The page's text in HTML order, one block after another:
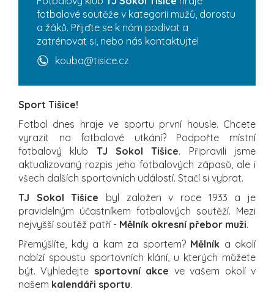
fotbalové soutěže v kategorii mužů, dorostu
a žáků. Přijďte se k nám podívat a
zatrénovat si, nebo nás kontaktujte!
kouba@tisice.cz
Sport Tišice!
Fotbal dnes hraje ve sportu první housle. Chcete
vyrazit na fotbalové utkání? Podpořte místní
fotbalový klub TJ Sokol Tišice. Připravili jsme
aktualizovaný rozpis jeho fotbalových zápasů, ale i
všech dalších sportovních událostí. Stačí si vybrat.
TJ Sokol Tišice byl založen v roce 1933 a je
pravidelným účastníkem fotbalových soutěží. Mezi
nejvyšší soutěž patří - Mělník okresní přebor muži.
Přemýšlíte, kdy a kam za sportem? Mělník a okolí
nabízí spoustu sportovních klání, u kterých můžete
být. Vyhledejte sportovní akce ve vašem okolí v
našem kalendáři sportu.